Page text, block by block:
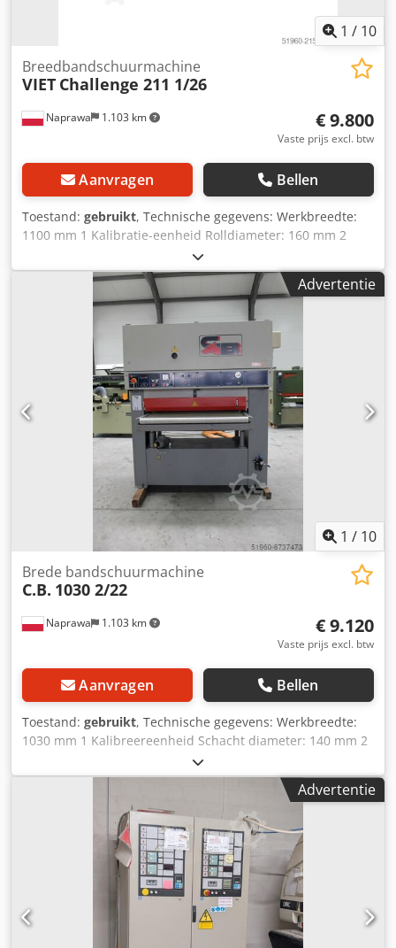
1 / 10
Naprawa 1.103 km
Breedbandschuurmachine
VIET Challenge 211 1/26
€ 9.800
Vaste prijs excl. btw
Aanvragen Bellen
Toestand: gebruikt, Technische gegevens: Werkbreedte:
1100 mm 1 Kalibratie-eenheid Rolldiameter: 160 mm 2
Combi-eenheid Rolldiameter: 160 mm Werkstukhoogte:
160 mm Afmetingen schuurband: 2200x1130 mm Diameter
afzuigaansluiting: 2x140 mm Elektrische hoogteverstelling
Digitale display Noodstop Totale vermogen: 13 kW
Spanning: 380 V Crodpjyv Arzsfx Ak Esf Totale afmetingen:
Lengte: 1900 mm Breedte: 1800 mm Hoogte: 2400 mm
Advertentie
1 / 10
Naprawa 1.103 km
Brede bandschuurmachine
C.B. 1030 2/22
€ 9.120
Vaste prijs excl. btw
Aanvragen Bellen
Toestand: gebruikt, Technische gegevens: Werkbreedte:
1030 mm 1 Kalibreereenheid Schacht diameter: 140 mm 2
Combinatie-eenheid met pneumatische schudder Schacht
diameter: 100 mm Hoogte werkstuk: 160 mm
Csdpfohqxwbjx Ak Ejrf Afmetingen slijpband: 2 snelheden
voor de toevoerband Diameter van de extractie poort:
2x160 mm Elektrisch heffen Digitaal display
Veiligheidsschakelaar Hoofdmotorvermogen: 12 kW
Spanning: 380 V Fabrikant: C.B. Totale afmetingen: Lengte:
1450 mm Breedte: 1700 mm Hoogte: 1850 mm
Advertentie